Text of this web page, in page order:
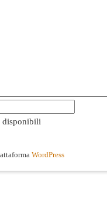
disponibili
WordPress